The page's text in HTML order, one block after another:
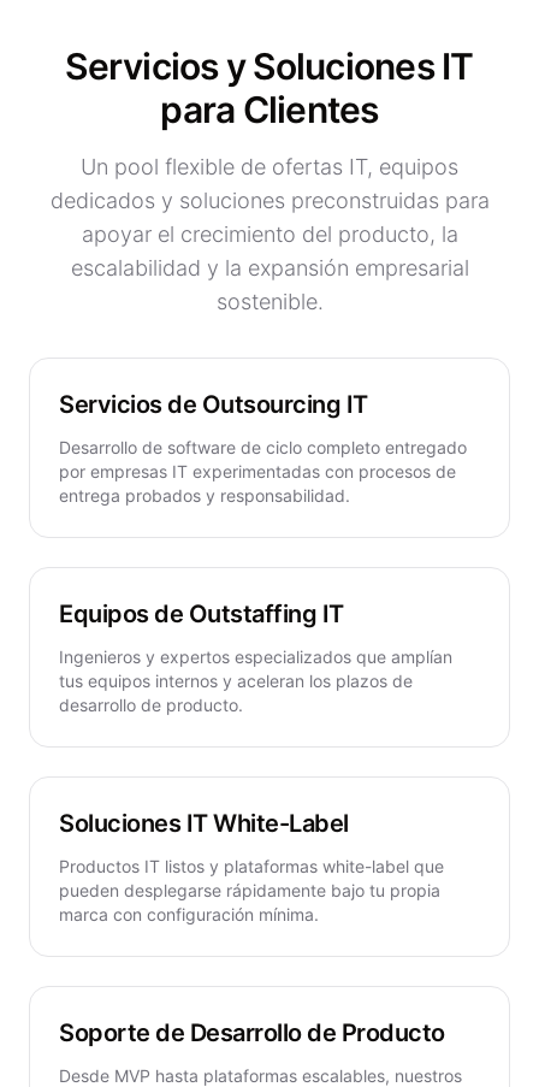
Servicios y Soluciones IT
para Clientes
Un pool flexible de ofertas IT, equipos
dedicados y soluciones preconstruidas para
apoyar el crecimiento del producto, la
escalabilidad y la expansión empresarial
sostenible.
Servicios de Outsourcing IT
Desarrollo de software de ciclo completo entregado
por empresas IT experimentadas con procesos de
entrega probados y responsabilidad.
Equipos de Outstaffing IT
Ingenieros y expertos especializados que amplían
tus equipos internos y aceleran los plazos de
desarrollo de producto.
Soluciones IT White-Label
Productos IT listos y plataformas white-label que
pueden desplegarse rápidamente bajo tu propia
marca con configuración mínima.
Soporte de Desarrollo de Producto
Desde MVP hasta plataformas escalables, nuestros